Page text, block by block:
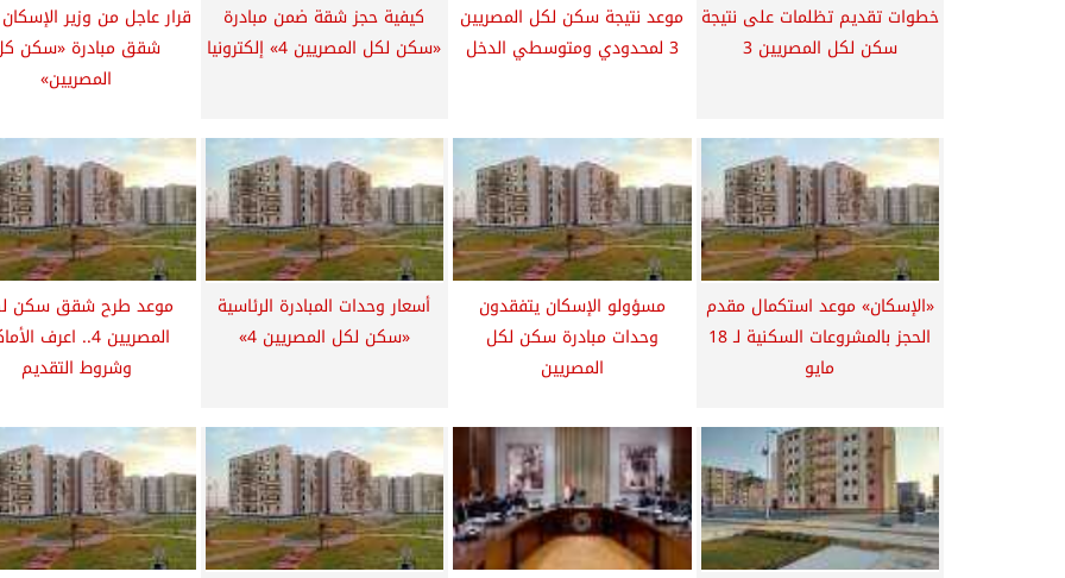
خطوات تقديم تظلمات على نتيجة
سكن لكل المصريين 3
موعد نتيجة سكن لكل المصريين
3 لمحدودي ومتوسطي الدخل
كيفية حجز شقة ضمن مبادرة
«سكن لكل المصريين 4» إلكترونيا
قرار عاجل من وزير
شقق مبادرة «سكن
المصريين»
«الإسكان» موعد استكمال مقدم
الحجز بالمشروعات السكنية لـ 18
مايو
مسؤولو الإسكان يتفقدون
وحدات مبادرة سكن لكل
المصريين
أسعار وحدات المبادرة الرئاسية
«سكن لكل المصريين 4»
موعد طرح شقق سكن
المصريين 4.. اعرف
وشروط التقديم